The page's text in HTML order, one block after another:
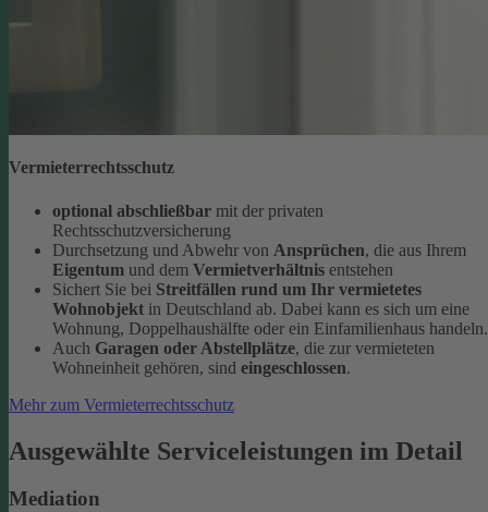
Vermieterrechtsschutz
optional abschließbar mit der privaten
Rechtsschutzversicherung
Durchsetzung und Abwehr von Ansprüchen, die aus Ihrem
Eigentum und dem Vermietverhältnis entstehen
Sichert Sie bei Streitfällen rund um Ihr vermietetes
Wohnobjekt in Deutschland ab. Dabei kann es sich um eine
Wohnung, Doppelhaushälfte oder ein Einfamilienhaus handeln.
Auch Garagen oder Abstellplätze, die zur vermieteten
Wohneinheit gehören, sind eingeschlossen.
Mehr zum Vermieterrechtsschutz
Ausgewählte Serviceleistungen im Detail
Mediation